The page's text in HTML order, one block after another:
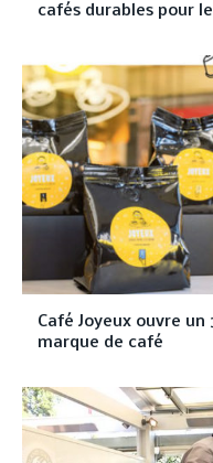
cafés durables pour
Café Joyeux ouvre
marque de café